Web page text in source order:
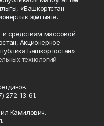
«Башкортстан
җәмгыяте.
и средствам массовой
Акционерное
Башкортостан».
технологий
272-13-61.
Камилович.